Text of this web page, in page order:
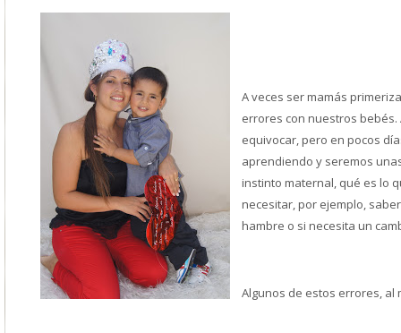
A veces ser mamás
errores con nuestros
equivocar, pero en pocos
aprendiendo y seremos
instinto maternal, qué es lo
necesitar, por ejemplo,
hambre o si necesita un
Algunos de estos errores, al